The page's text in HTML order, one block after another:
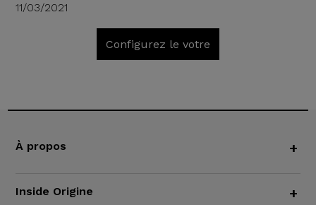
11/03/2021
Configurez le votre
À propos +
Inside Origine +